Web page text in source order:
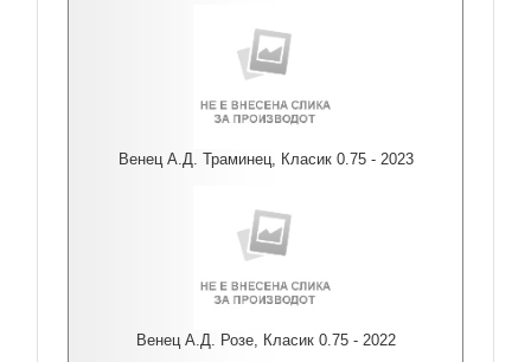
Венец А.Д. Траминец, Класик 0.75 - 2023
Венец А.Д. Розе, Класик 0.75 - 2022